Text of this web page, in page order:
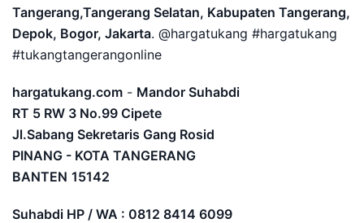
Tangerang,Tangerang Selatan, Kabupaten Tangerang,
Depok, Bogor, Jakarta. @hargatukang #hargatukang
#tukangtangerangonline
hargatukang.com - Mandor Suhabdi
RT 5 RW 3 No.99 Cipete
Jl.Sabang Sekretaris Gang Rosid
PINANG - KOTA TANGERANG
BANTEN 15142
Suhabdi HP / WA : 0812 8414 6099